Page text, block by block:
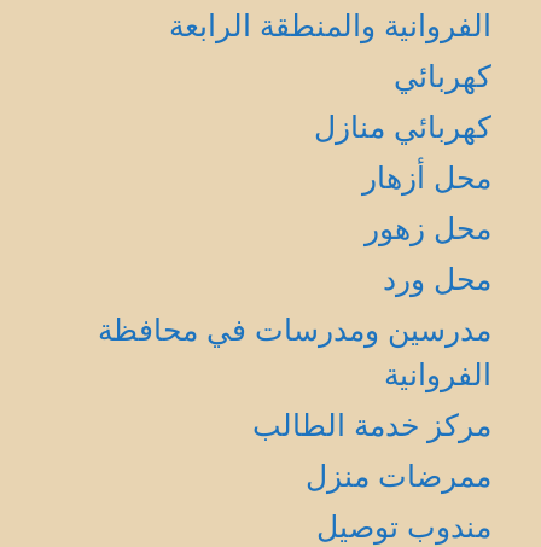
الفروانية والمنطقة الرابعة
كهربائي
كهربائي منازل
محل أزهار
محل زهور
محل ورد
مدرسين ومدرسات في محافظة
الفروانية
مركز خدمة الطالب
ممرضات منزل
مندوب توصيل